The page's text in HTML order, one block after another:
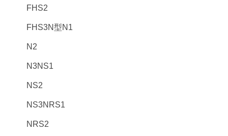
FHS2
FHS3N型N1
N2
N3NS1
NS2
NS3NRS1
NRS2